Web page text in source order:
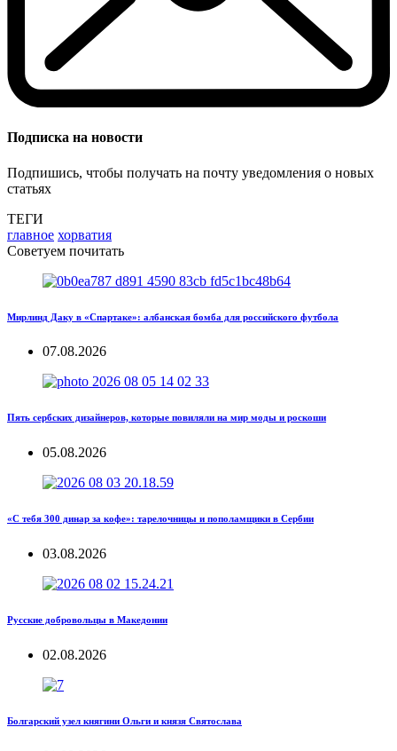
Подписка на новости
Подпишись, чтобы получать на почту уведомления о новых
статьях
ТЕГИ
главное хорватия
Советуем почитать
Мирлинд Даку в «Спартаке»: албанская бомба для российского футбола
07.08.2026
Пять сербских дизайнеров, которые повиляли на мир моды и роскоши
05.08.2026
«С тебя 300 динар за кофе»: тарелочницы и пополамщики в Сербии
03.08.2026
Русские добровольцы в Македонии
02.08.2026
Болгарский узел княгини Ольги и князя Святослава